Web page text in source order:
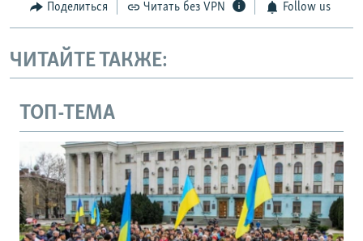
Поделиться Читать без VPN Follow us
ЧИТАЙТЕ ТАКЖЕ:
ТОП-ТЕМА